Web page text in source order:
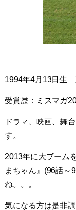
1994年4月13日生
受賞歴：ミスマガ
ドラマ、映画、舞
す。
2013年に大ブーム
まちゃん』(96話～
ね。。。
気になる方は是非